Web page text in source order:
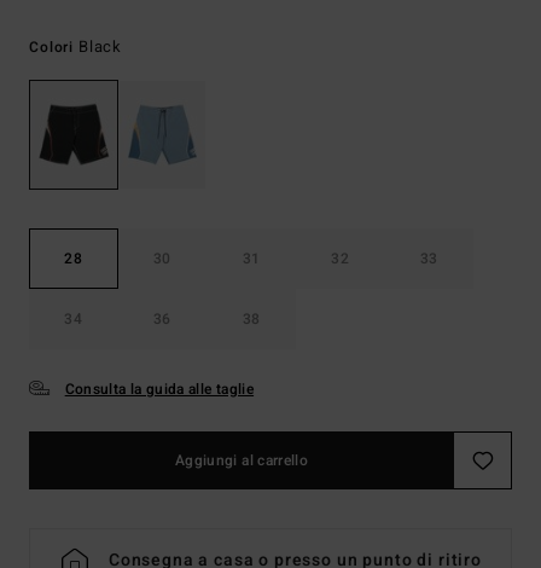
Colori Black
28 30 31 32 33
34 36 38
Consulta la guida alle taglie
Aggiungi al carrello
Consegna a casa o presso un punto di ritiro